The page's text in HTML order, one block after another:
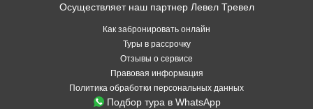
Осуществляет наш партнер Левел Тревел
Как забронировать онлайн
Туры в рассрочку
Отзывы о сервисе
Правовая информация
Политика обработки персональных данных
Подбор тура в WhatsApp